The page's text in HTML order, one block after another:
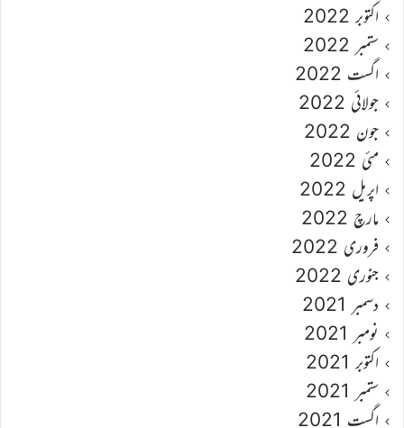
اکتوبر 2022
ستمبر 2022
اگست 2022
جولائی 2022
جون 2022
مئی 2022
اپریل 2022
مارچ 2022
فروری 2022
جنوری 2022
دسمبر 2021
نومبر 2021
اکتوبر 2021
ستمبر 2021
اگست 2021